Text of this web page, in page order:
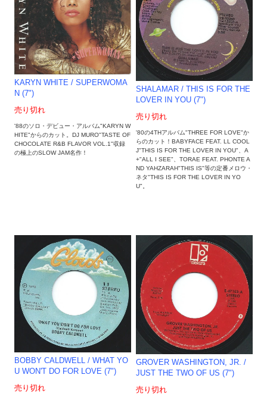
KARYN WHITE / SUPERWOMA
N (7")
売り切れ
'88のソロ・デビュー・アルバム"KARYN W
HITE"からのカット。DJ MURO"TASTE OF
CHOCOLATE R&B FLAVOR VOL.1"収録
の極上のSLOW JAM名作！
SHALAMAR / THIS IS FOR THE
LOVER IN YOU (7")
売り切れ
'80の4THアルバム"THREE FOR LOVE"か
らのカット！BABYFACE FEAT. LL COOL
J"THIS IS FOR THE LOVER IN YOU"、A
+"ALL I SEE"、TORAE FEAT. PHONTE A
ND YAHZARAH"THIS IS"等の定番メロウ・
ネタ"THIS IS FOR THE LOVER IN YO
U"。
BOBBY CALDWELL / WHAT YO
U WON'T DO FOR LOVE (7")
売り切れ
GROVER WASHINGTON, JR. /
JUST THE TWO OF US (7")
売り切れ